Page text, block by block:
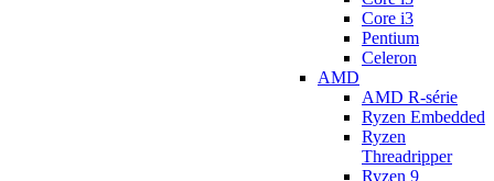
Core i3
Pentium
Celeron
AMD
AMD R-série
Ryzen Embedded
Ryzen
Threadripper
Ryzen 9